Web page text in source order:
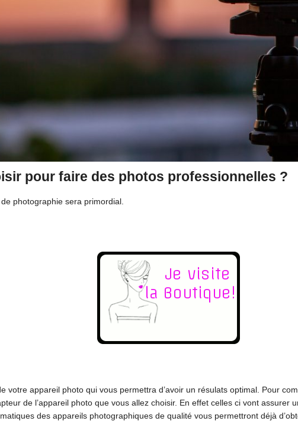
pour faire des photos professionnelles ?
photographie sera primordial.
votre appareil photo qui vous permettra d’avoir un résulats optimal. Pour
de l’appareil photo que vous allez choisir. En effet celles ci vont assurer
des appareils photographiques de qualité vous permettront déjà